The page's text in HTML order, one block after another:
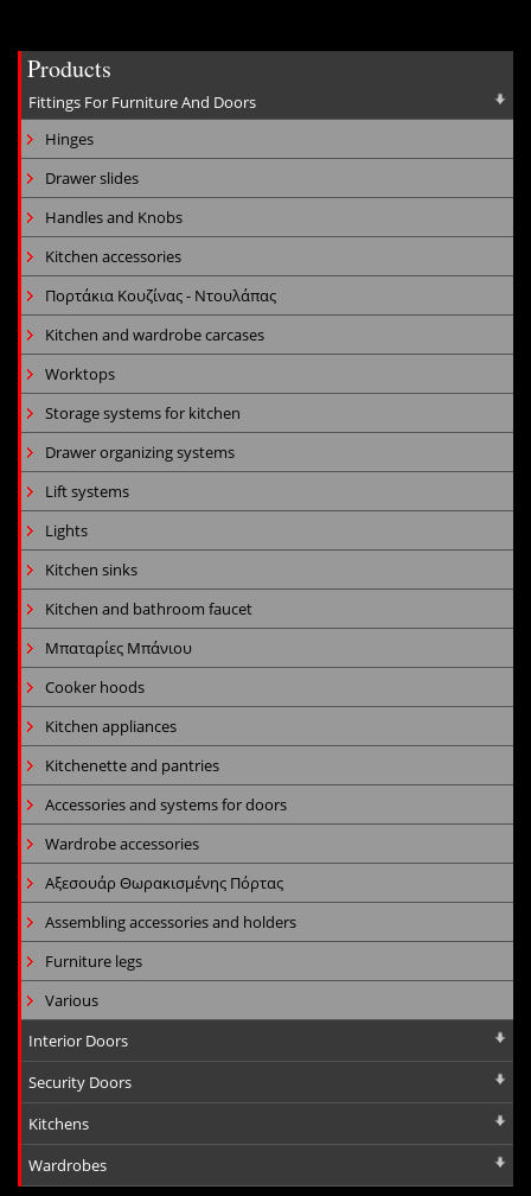
Products
Fittings For Furniture And Doors
Hinges
Drawer slides
Handles and Knobs
Kitchen accessories
Πορτάκια Κουζίνας - Ντουλάπας
Kitchen and wardrobe carcases
Worktops
Storage systems for kitchen
Drawer organizing systems
Lift systems
Lights
Kitchen sinks
Kitchen and bathroom faucet
Μπαταρίες Μπάνιου
Cooker hoods
Kitchen appliances
Kitchenette and pantries
Accessories and systems for doors
Wardrobe accessories
Αξεσουάρ Θωρακισμένης Πόρτας
Assembling accessories and holders
Furniture legs
Various
Interior Doors
Security Doors
Kitchens
Wardrobes